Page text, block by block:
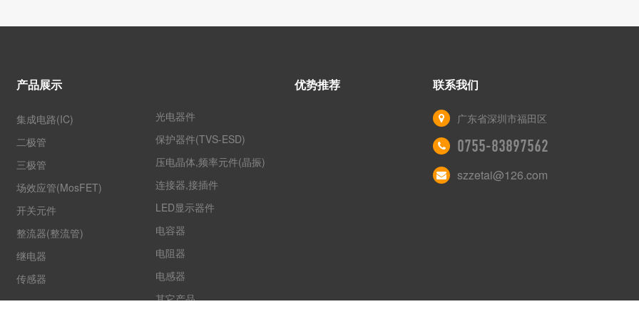
产品展示
集成电路(IC)
二极管
三极管
场效应管(MosFET)
开关元件
整流器(整流管)
继电器
传感器
光电器件
保护器件(TVS-ESD)
压电晶体,频率元件(晶振)
连接器,接插件
LED显示器件
电容器
电阻器
电感器
其它产品
优势推荐 联系我们
广东省深圳市福田区
0755-83897562
szzetai@126.com